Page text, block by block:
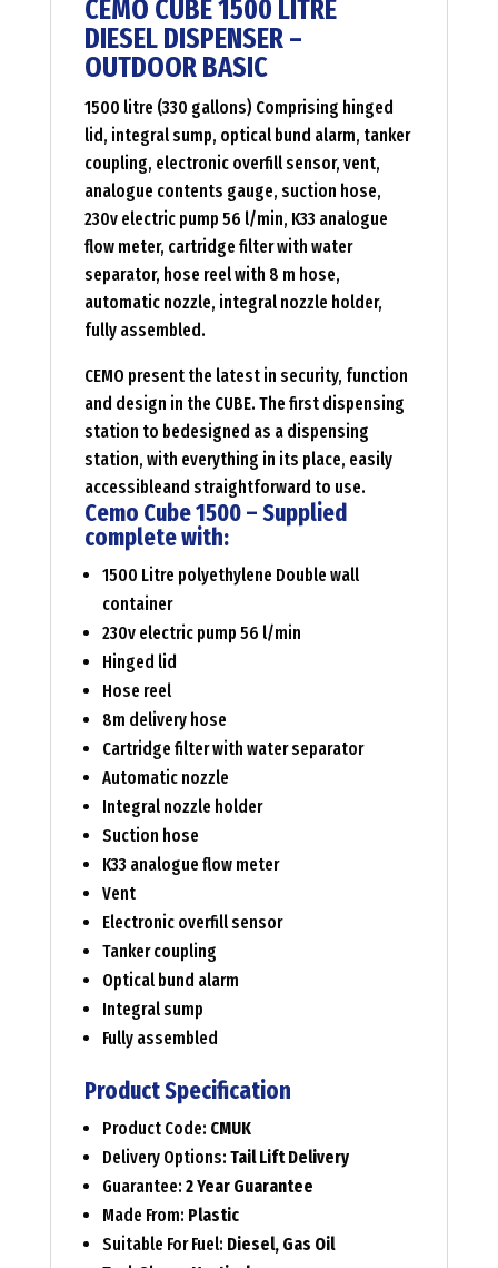
CEMO CUBE 1500 LITRE
DIESEL DISPENSER –
OUTDOOR BASIC
1500 litre (330 gallons) Comprising hinged
lid, integral sump, optical bund alarm, tanker
coupling, electronic overfill sensor, vent,
analogue contents gauge, suction hose,
230v electric pump 56 l/min, K33 analogue
flow meter, cartridge filter with water
separator, hose reel with 8 m hose,
automatic nozzle, integral nozzle holder,
fully assembled.
CEMO present the latest in security, function
and design in the CUBE. The first dispensing
station to bedesigned as a dispensing
station, with everything in its place, easily
accessibleand straightforward to use.
Cemo Cube 1500 – Supplied
complete with:
1500 Litre polyethylene Double wall
container
230v electric pump 56 l/min
Hinged lid
Hose reel
8m delivery hose
Cartridge filter with water separator
Automatic nozzle
Integral nozzle holder
Suction hose
K33 analogue flow meter
Vent
Electronic overfill sensor
Tanker coupling
Optical bund alarm
Integral sump
Fully assembled
Product Specification
Product Code: CMUK
Delivery Options: Tail Lift Delivery
Guarantee: 2 Year Guarantee
Made From: Plastic
Suitable For Fuel: Diesel, Gas Oil